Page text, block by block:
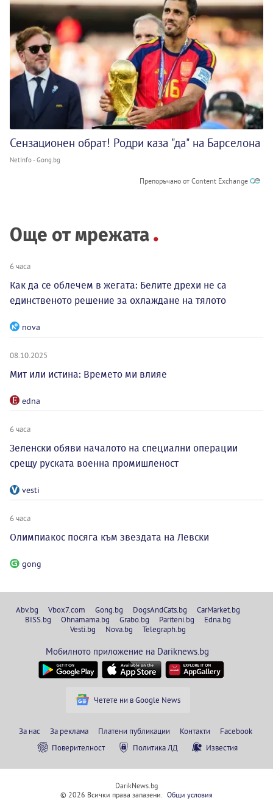
Сензационен обрат! Родри каза "да" на Барселона
NetInfo - Gong.bg
Препоръчано от Content Exchange
Още от мрежата
6 часа
Как да се облечем в жегата: Белите дрехи не са
единственото решение за охлаждане на тялото
nova
08.10.2025
Мит или истина: Времето ми влияе
edna
6 часа
Зеленски обяви началото на специални операции
срещу руската военна промишленост
vesti
6 часа
Олимпиакос посяга към звездата на Левски
gong
Abv.bg Vbox7.com Gong.bg DogsAndCats.bg
CarMarket.bg
BISS.bg
Ohnamama.bg Grabo.bg Pariteni.bg
Edna.bg
Vesti.bg
Nova.bg Telegraph.bg
Мобилното приложение на Dariknews.bg
Четете ни в Google News
За нас За реклама Платени публикации Контакти
Facebook
Поверителност
Политика ЛД Известия
DarikNews.bg
© 2026 Всички права запазени.
Общи условия